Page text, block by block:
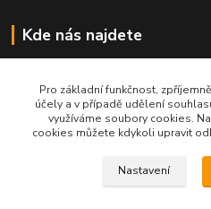
Kde nás najdete
Od 1.7.2024 osobní odběr v Karviné
Osobní převzetí dle tel. dohody na
Pro základní funkčnost,
účely a v případě udělení
využíváme soubory cookies.
cookies můžete kdykoli upravit
Nastavení